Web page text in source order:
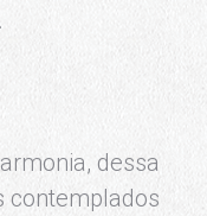
dessa
contemplados